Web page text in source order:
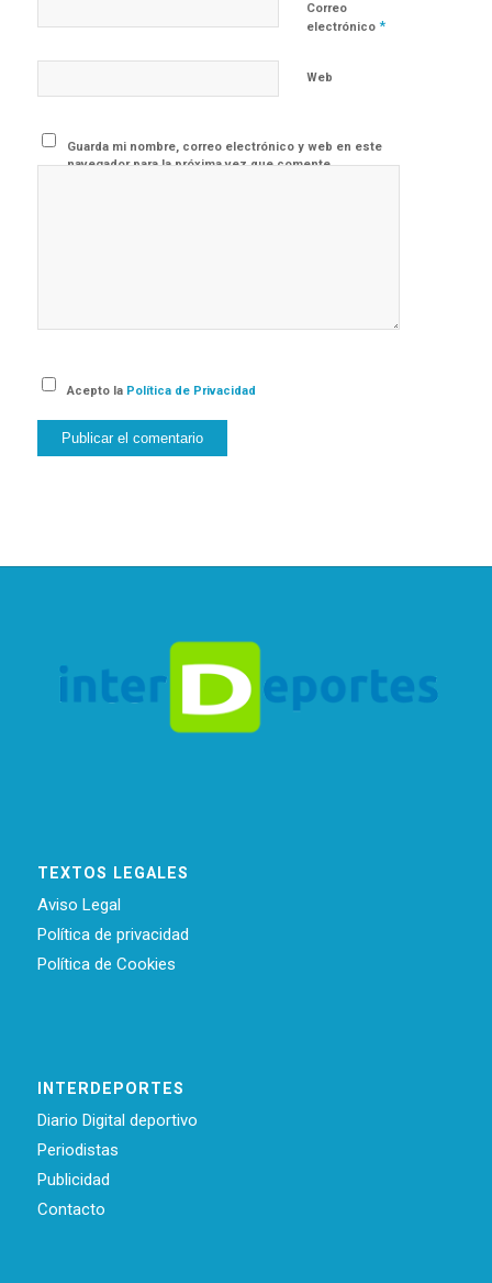
Correo
electrónico *
Web
Guarda mi nombre, correo electrónico y web en este
navegador para la próxima vez que comente.
Acepto la Política de Privacidad
TEXTOS LEGALES
Aviso Legal
Política de privacidad
Política de Cookies
INTERDEPORTES
Diario Digital deportivo
Periodistas
Publicidad
Contacto